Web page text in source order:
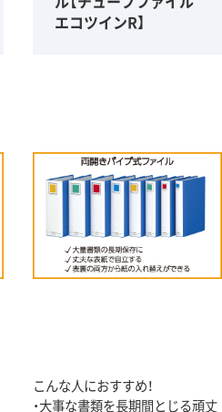
エコツインR】
こんな人におすすめ！
・大事な書類を長期間とじる頑丈